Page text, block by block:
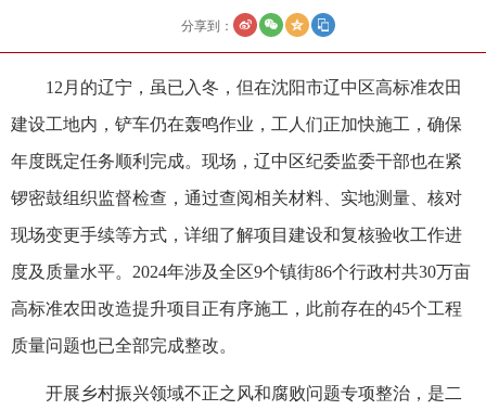
分享到：
12月的辽宁，虽已入冬，但在沈阳市辽中区高标准农田
建设工地内，铲车仍在轰鸣作业，工人们正加快施工，确保
年度既定任务顺利完成。现场，辽中区纪委监委干部也在紧
锣密鼓组织监督检查，通过查阅相关材料、实地测量、核对
现场变更手续等方式，详细了解项目建设和复核验收工作进
度及质量水平。2024年涉及全区9个镇街86个行政村共30万亩
高标准农田改造提升项目正有序施工，此前存在的45个工程
质量问题也已全部完成整改。
开展乡村振兴领域不正之风和腐败问题专项整治，是二